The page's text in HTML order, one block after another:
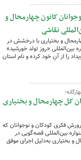
کانون چهارمحال و
نقاشی
و بختیاری با درخشش در
«روز تولد خورشید»
را از آنِ خود کرده و نام استان
کل چهارمحال و بختیاری
فکری کودکان و نوجوانان که
بین‌المللی قصه‌گویی در
و بختیاری به‌دلیل اجرای موفق